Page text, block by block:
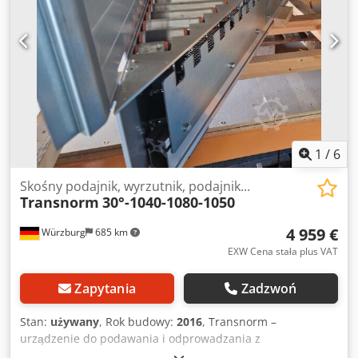
1 / 6
Würzburg 685 km
Skośny podajnik, wyrzutnik, podajnik...
Transnorm 30°-1040-1080-1050
4 959 €
EXW Cena stała plus VAT
Zapytania Zadzwoń
Stan: używany, Rok budowy: 2016, Transnorm –
urządzenie do podawania i odprowadzania z